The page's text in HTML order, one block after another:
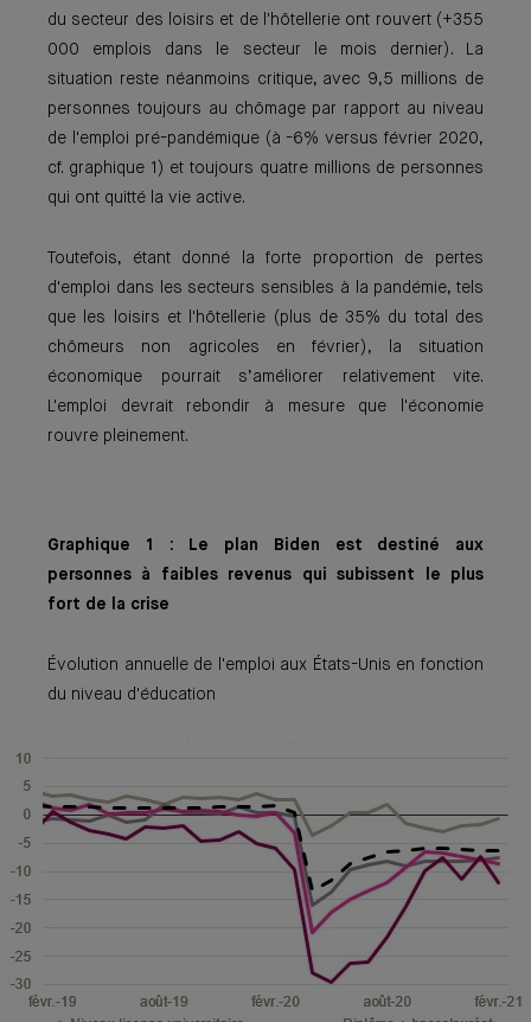
du secteur des loisirs et de l'hôtellerie ont rouvert (+355
000 emplois dans le secteur le mois dernier). La
situation reste néanmoins critique, avec 9,5 millions de
personnes toujours au chômage par rapport au niveau
de l'emploi pré-pandémique (à -6% versus février 2020,
cf. graphique 1) et toujours quatre millions de personnes
qui ont quitté la vie active.
Toutefois, étant donné la forte proportion de pertes
d'emploi dans les secteurs sensibles à la pandémie, tels
que les loisirs et l'hôtellerie (plus de 35% du total des
chômeurs non agricoles en février), la situation
économique pourrait s’améliorer relativement vite.
L'emploi devrait rebondir à mesure que l'économie
rouvre pleinement.
Graphique 1 : Le plan Biden est destiné aux
personnes à faibles revenus qui subissent le plus
fort de la crise
Évolution annuelle de l'emploi aux États-Unis en fonction
du niveau d'éducation